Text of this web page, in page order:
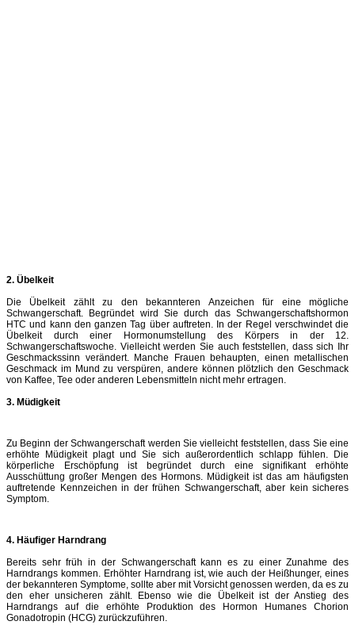
2. Übelkeit
Die Übelkeit zählt zu den bekannteren Anzeichen für eine mögliche
Schwangerschaft. Begründet wird Sie durch das Schwangerschaftshormon
HTC und kann den ganzen Tag über auftreten. In der Regel verschwindet die
Übelkeit durch einer Hormonumstellung des Körpers in der 12.
Schwangerschaftswoche. Vielleicht werden Sie auch feststellen, dass sich Ihr
Geschmackssinn verändert. Manche Frauen behaupten, einen metallischen
Geschmack im Mund zu verspüren, andere können plötzlich den Geschmack
von Kaffee, Tee oder anderen Lebensmitteln nicht mehr ertragen.
3. Müdigkeit
Zu Beginn der Schwangerschaft werden Sie vielleicht feststellen, dass Sie eine
erhöhte Müdigkeit plagt und Sie sich außerordentlich schlapp fühlen. Die
körperliche Erschöpfung ist begründet durch eine signifikant erhöhte
Ausschüttung großer Mengen des Hormons. Müdigkeit ist das am häufigsten
auftretende Kennzeichen in der frühen Schwangerschaft, aber kein sicheres
Symptom.
4. Häufiger Harndrang
Bereits sehr früh in der Schwangerschaft kann es zu einer Zunahme des
Harndrangs kommen. Erhöhter Harndrang ist, wie auch der Heißhunger, eines
der bekannteren Symptome, sollte aber mit Vorsicht genossen werden, da es zu
den eher unsicheren zählt. Ebenso wie die Übelkeit ist der Anstieg des
Harndrangs auf die erhöhte Produktion des Hormon Humanes Chorion
Gonadotropin (HCG) zurückzuführen.